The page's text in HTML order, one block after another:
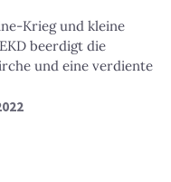
Krieg und kleine
beerdigt die
und eine verdiente